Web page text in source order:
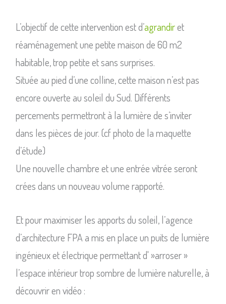
L’objectif de cette intervention est d’agrandiret
réaménagement une petite maison de 60 m2
habitable, trop petite et sans surprises.
Située au pied d’une colline, cette maison n’est pas
encore ouverte au soleil du Sud. Différents
percements permettront à la lumière de s’inviter
dans les pièces de jour. (cf photo de la maquette
d’étude)
Une nouvelle chambre et une entrée vitrée seront
crées dans un nouveau volume rapporté.
Et pour maximiser les apports du soleil, l’agence
d’architecture FPA a mis en place un puits de lumière
ingénieux et électrique permettant d' »arroser »
l’espace intérieur trop sombre de lumière naturelle, à
découvrir en vidéo :